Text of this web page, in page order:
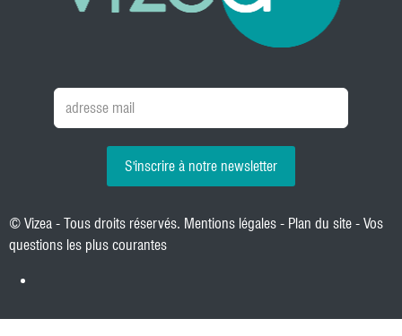
S'inscrire à notre newsletter
© Vizea - Tous droits réservés. Mentions légales - Plan du site - Vos
questions les plus courantes